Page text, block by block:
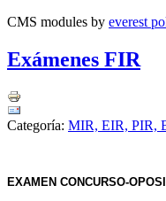
CMS modules by everest
Exámenes FIR
Categoría: MIR, EIR, PIR,
EXAMEN CONCURSO-